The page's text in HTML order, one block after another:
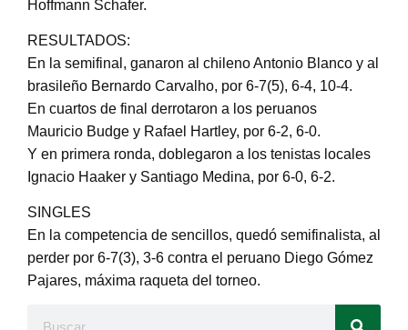
Hoffmann Schafer.
RESULTADOS:
En la semifinal, ganaron al chileno Antonio Blanco y al
brasileño Bernardo Carvalho, por 6-7(5), 6-4, 10-4.
En cuartos de final derrotaron a los peruanos
Mauricio Budge y Rafael Hartley, por 6-2, 6-0.
Y en primera ronda, doblegaron a los tenistas locales
Ignacio Haaker y Santiago Medina, por 6-0, 6-2.
SINGLES
En la competencia de sencillos, quedó semifinalista, al
perder por 6-7(3), 3-6 contra el peruano Diego Gómez
Pajares, máxima raqueta del torneo.